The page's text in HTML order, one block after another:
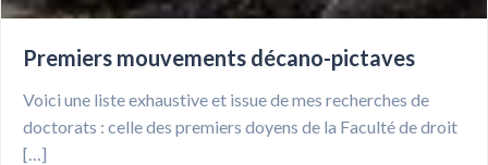
Premiers mouvements décano-pictaves
Voici une liste exhaustive et issue de mes recherches de
doctorats : celle des premiers doyens de la Faculté de droit
[…]